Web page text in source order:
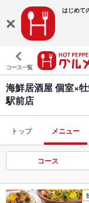
はじめて
コース一覧
海鮮居酒屋 個室×
駅前店
トップ メニュー
コース